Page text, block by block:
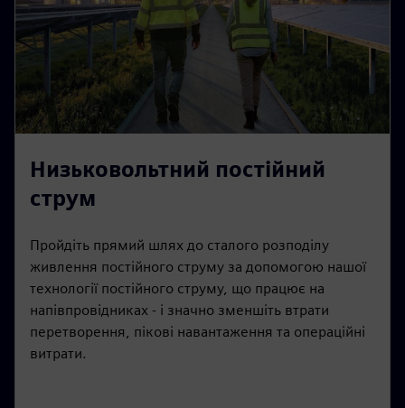
Низьковольтний постійний
струм
Пройдіть прямий шлях до сталого розподілу
живлення постійного струму за допомогою нашої
технології постійного струму, що працює на
напівпровідниках - і значно зменшіть втрати
перетворення, пікові навантаження та операційні
витрати.